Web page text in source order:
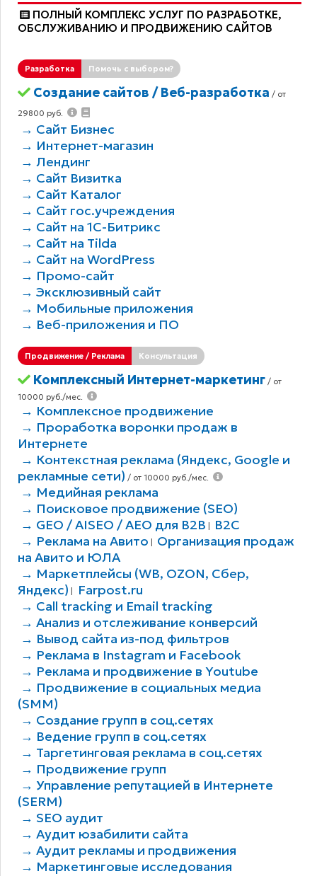
ПОЛНЫЙ КОМПЛЕКС УСЛУГ ПО РАЗРАБОТКЕ,
ОБCЛУЖИВАНИЮ И ПРОДВИЖЕНИЮ САЙТОВ
Разработка Помочь с выбором?
Создание сайтов / Веб-разработка / от
29800 руб.
→ Сайт Бизнес
→ Интернет-магазин
→ Лендинг
→ Сайт Визитка
→ Сайт Каталог
→ Сайт гос.учреждения
→ Сайт на 1С-Битрикс
→ Сайт на Tilda
→ Сайт на WordPress
→ Промо-сайт
→ Эксклюзивный сайт
→ Мобильные приложения
→ Веб-приложения и ПО
Продвижение / Реклама Консультация
Комплексный Интернет-маркетинг/ от
10000 руб./мес.
→ Комплексное продвижение
→ Проработка воронки продаж в
Интернете
→ Контекстная реклама (Яндекс, Google и
рекламные сети) / от 10000 руб./мес.
→ Медийная реклама
→ Поисковое продвижение (SEO)
→ GEO / AISEO / AEO для B2В
B2C
→ Реклама на Авито
Организация продаж
на Авито и ЮЛА
→ Маркетплейсы (WB, OZON, Сбер,
Яндекс)
Farpost.ru
→ Call tracking и Email tracking
→ Анализ и отслеживание конверсий
→ Вывод сайта из-под фильтров
→ Реклама в Instagram и Facebook
→ Реклама и продвижение в Youtube
→ Продвижение в социальных медиа
(SMM)
→ Создание групп в соц.сетях
→ Ведение групп в соц.сетях
→ Таргетинговая реклама в соц.сетях
→ Продвижение групп
→ Управление репутацией в Интернете
(SERM)
→ SEO аудит
→ Аудит юзабилити сайта
→ Аудит рекламы и продвижения
→ Маркетинговые исследования